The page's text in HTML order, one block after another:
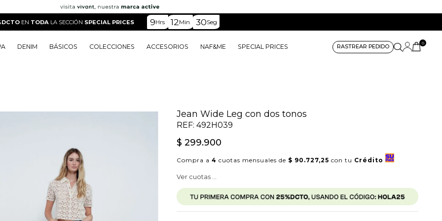
EN TODA LA SECCIÓN SPECIAL PRICES 9Hrs 12 Min 29Seg
DENIM BÁSICOS COLECCIONES ACCESORIOS NAF&ME SPECIAL PRICES RASTREAR PEDIDO
0
Jean Wide Leg con dos tonos
REF:492H039
$ 299.900
Compra a4 cuotas mensuales de $ 90.727,25 con tu Crédito
Ver cuotas ...